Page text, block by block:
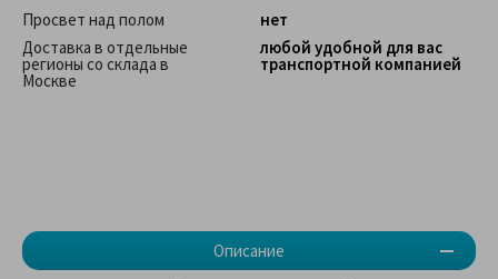
Описание
Просвет над полом
нет
Доставка в отдельные
регионы со склада в
Москве
любой удобной для вас
транспортной компанией